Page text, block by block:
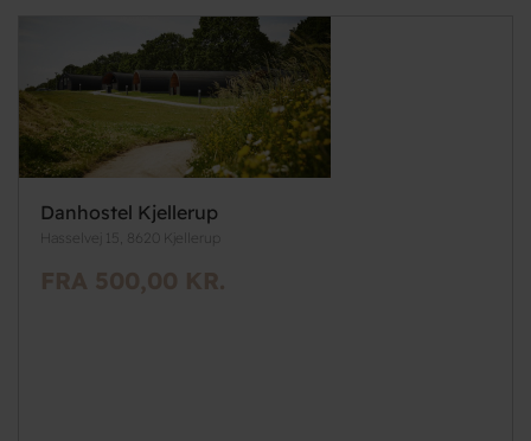
Danhostel Kjellerup
Hasselvej 15, 8620 Kjellerup
FRA 500,00 KR.